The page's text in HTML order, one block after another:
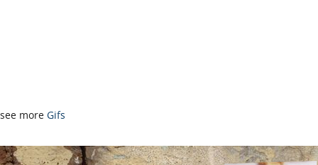
see more Gifs